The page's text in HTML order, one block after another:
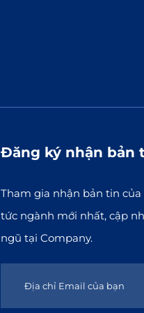
Đăng ký nhận bản
Tham gia nhận bản tin
tức ngành mới nhất, cập
ngũ tại Company.